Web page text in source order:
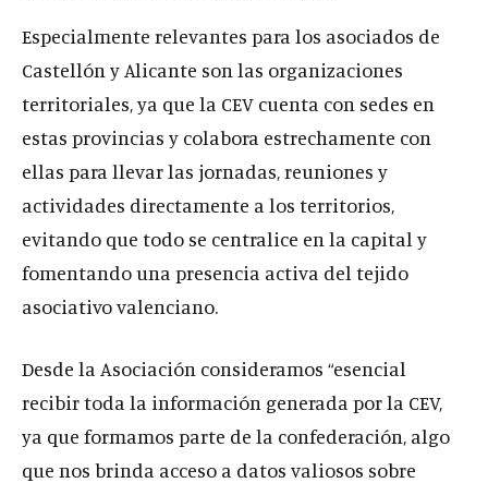
Especialmente relevantes para los asociados de
Castellón y Alicante son las organizaciones
territoriales, ya que la CEV cuenta con sedes en
estas provincias y colabora estrechamente con
ellas para llevar las jornadas, reuniones y
actividades directamente a los territorios,
evitando que todo se centralice en la capital y
fomentando una presencia activa del tejido
asociativo valenciano.
Desde la Asociación consideramos “esencial
recibir toda la información generada por la CEV,
ya que formamos parte de la confederación, algo
que nos brinda acceso a datos valiosos sobre